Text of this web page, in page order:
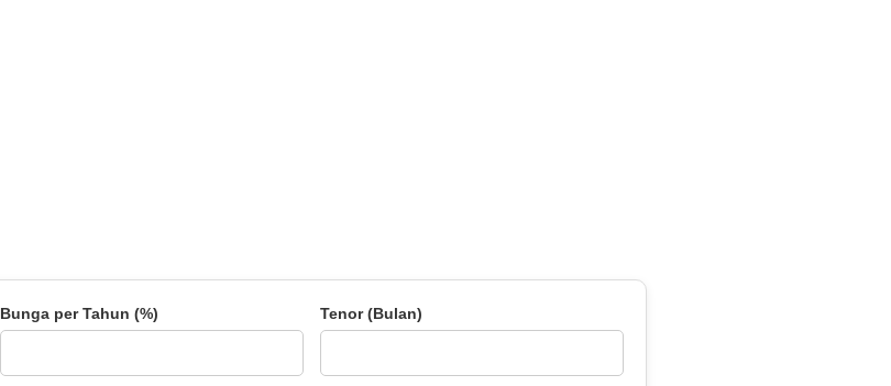
Bunga per Tahun (%) Tenor (Bulan)